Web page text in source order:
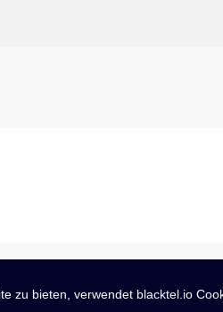
zu bieten, verwendet blacktel.io